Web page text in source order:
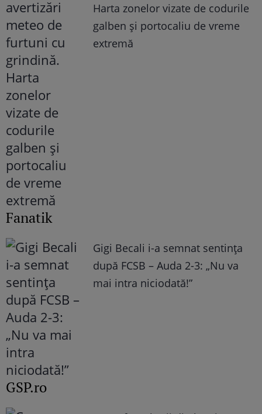
Harta zonelor vizate de codurile
galben și portocaliu de vreme
extremă
Fanatik
Gigi Becali i-a semnat sentința
după FCSB – Auda 2-3: „Nu va
mai intra niciodată!”
GSP.ro